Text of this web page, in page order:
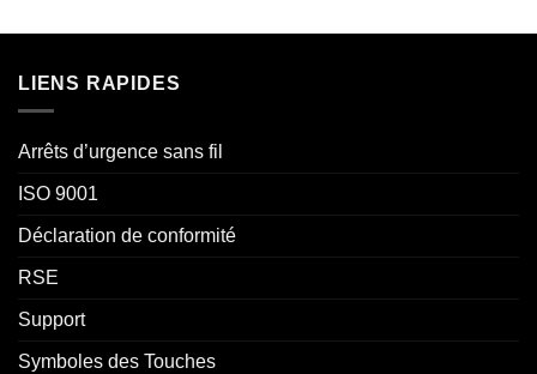
LIENS RAPIDES
Arrêts d’urgence sans fil
ISO 9001
Déclaration de conformité
RSE
Support
Symboles des Touches